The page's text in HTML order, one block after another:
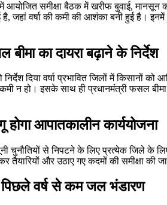
आयोजित समीक्षा बैठक में खरीफ बुवाई, मानसून
जहां वर्षा की कमी की आशंका बनी हुई है।
का दायरा बढ़ाने के निर्देश
निर्देश दिया वर्षा प्रभावित जिलों में
न हो। इसके साथ ही प्रधानमंत्री फसल
आपातकालीन कार्ययोजना
चुनौतियों से निपटने के लिए प्रत्येक जिले के
और उठाए गए कदमों की समीक्षा की
वर्ष से कम जल भंडारण